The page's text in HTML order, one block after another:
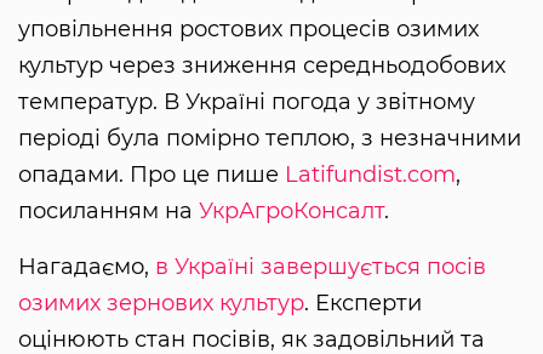
уповільнення ростових процесів озимих
культур через зниження середньодобових
температур. В Україні погода у звітному
періоді була помірно теплою, з незначними
опадами. Про це пише Latifundist.com,
посиланням на УкрАгроКонсалт.
Нагадаємо, в Україні завершується посів
озимих зернових культур. Експерти
оцінюють стан посівів, як задовільний та